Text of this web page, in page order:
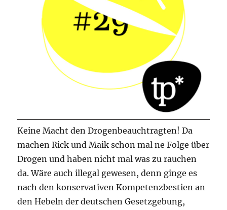
Keine Macht den Drogenbeauchtragten! Da
machen Rick und Maik schon mal ne Folge über
Drogen und haben nicht mal was zu rauchen
da. Wäre auch illegal gewesen, denn ginge es
nach den konservativen Kompetenzbestien an
den Hebeln der deutschen Gesetzgebung,